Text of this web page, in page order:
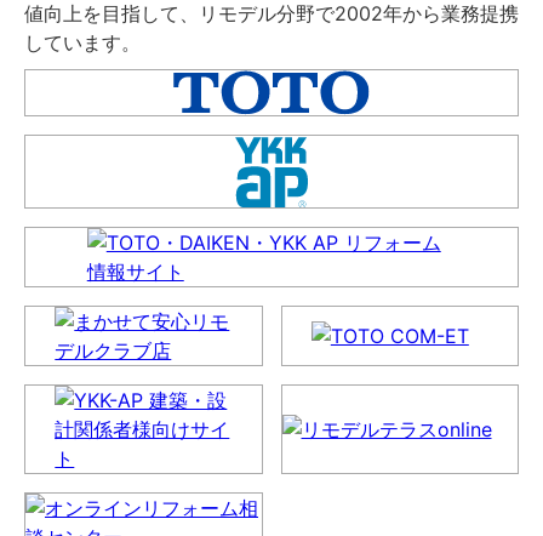
値向上を目指して、リモデル分野で2002年から業務提携
しています。